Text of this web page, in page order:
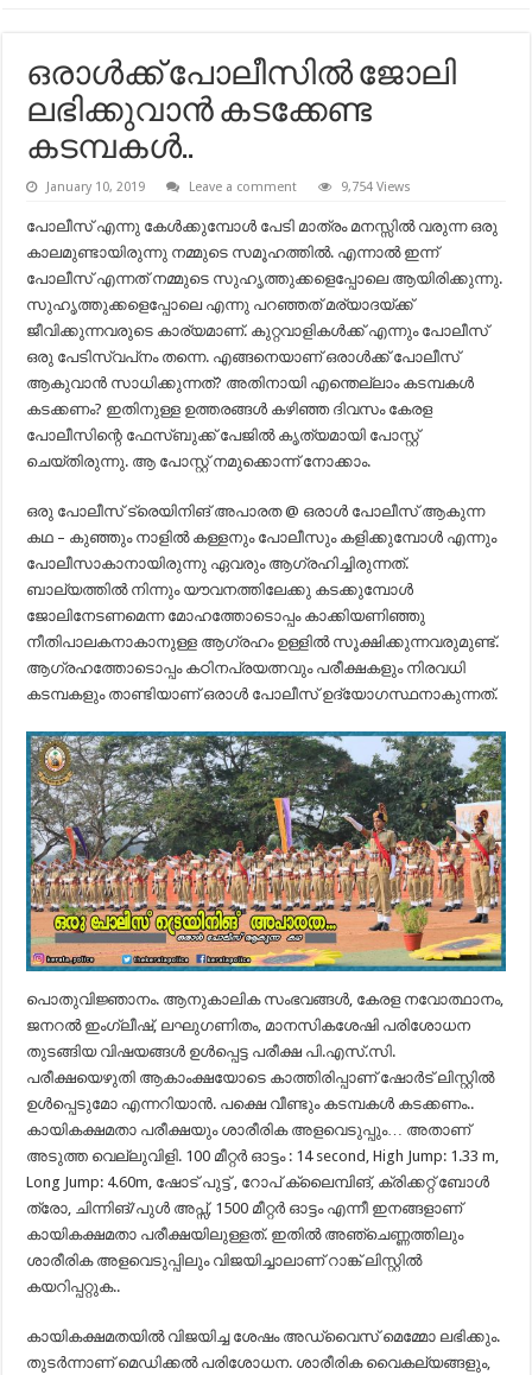
ഒരാൾക്ക് പോലീസിൽ ജോലി
ലഭിക്കുവാൻ കടക്കേണ്ട
കടമ്പകൾ..
January 10, 2019 Leave a comment 9,754 Views
പോലീസ് എന്നു കേൾക്കുമ്പോൾ പേടി മാത്രം മനസ്സിൽ വരുന്ന ഒരു
കാലമുണ്ടായിരുന്നു നമ്മുടെ സമൂഹത്തിൽ. എന്നാൽ ഇന്ന്
പോലീസ് എന്നത് നമ്മുടെ സുഹൃത്തുക്കളെപ്പോലെ ആയിരിക്കുന്നു.
സുഹൃത്തുക്കളെപ്പോലെ എന്നു പറഞ്ഞത് മര്യാദയ്ക്ക്
ജീവിക്കുന്നവരുടെ കാര്യമാണ്. കുറ്റവാളികൾക്ക് എന്നും പോലീസ്
ഒരു പേടിസ്വപ്‌നം തന്നെ. എങ്ങനെയാണ് ഒരാൾക്ക് പോലീസ്
ആകുവാൻ സാധിക്കുന്നത്? അതിനായി എന്തെല്ലാം കടമ്പകൾ
കടക്കണം? ഇതിനുള്ള ഉത്തരങ്ങൾ കഴിഞ്ഞ ദിവസം കേരള
പോലീസിന്റെ ഫേസ്‌ബുക്ക് പേജിൽ കൃത്യമായി പോസ്റ്റ്
ചെയ്തിരുന്നു. ആ പോസ്റ്റ് നമുക്കൊന്ന് നോക്കാം.
ഒരു പോലീസ് ട്രെയിനിങ് അപാരത @ ഒരാൾ പോലീസ് ആകുന്ന
കഥ – കുഞ്ഞും നാളിൽ കള്ളനും പോലീസും കളിക്കുമ്പോൾ എന്നും
പോലീസാകാനായിരുന്നു ഏവരും ആഗ്രഹിച്ചിരുന്നത്.
ബാല്യത്തിൽ നിന്നും യൗവനത്തിലേക്കു കടക്കുമ്പോൾ
ജോലിനേടണമെന്ന മോഹത്തോടൊപ്പം കാക്കിയണിഞ്ഞു
നീതിപാലകനാകാനുള്ള ആഗ്രഹം ഉള്ളിൽ സൂക്ഷിക്കുന്നവരുമുണ്ട്.
ആഗ്രഹത്തോടൊപ്പം കഠിനപ്രയത്നവും പരീക്ഷകളും നിരവധി
കടമ്പകളും താണ്ടിയാണ് ഒരാൾ പോലീസ് ഉദ്യോഗസ്ഥനാകുന്നത്.
പൊതുവിജ്ഞാനം. ആനുകാലിക സംഭവങ്ങൾ, കേരള നവോത്ഥാനം,
ജനറൽ ഇംഗ്ലീഷ്, ലഘുഗണിതം, മാനസികശേഷി പരിശോധന
തുടങ്ങിയ വിഷയങ്ങൾ ഉൾപ്പെട്ട പരീക്ഷ പി.എസ്.സി.
പരീക്ഷയെഴുതി ആകാംക്ഷയോടെ കാത്തിരിപ്പാണ് ഷോർട് ലിസ്റ്റിൽ
ഉൾപ്പെടുമോ എന്നറിയാൻ. പക്ഷെ വീണ്ടും കടമ്പകൾ കടക്കണം..
കായികക്ഷമതാ പരീക്ഷയും ശാരീരിക അളവെടുപ്പും… അതാണ്
അടുത്ത വെല്ലുവിളി. 100 മീറ്റര്‍ ഓട്ടം : 14 second, High Jump: 1.33 m,
Long Jump: 4.60m, ഷോട് പുട്ട് , റോപ് ക്ലൈമ്പിങ്, ക്രിക്കറ്റ് ബോൾ
ത്രോ, ചിന്നിങ്/പുൾ അപ്സ്, 1500 മീറ്റർ ഓട്ടം എന്നീ ഇനങ്ങളാണ്
കായികക്ഷമതാ പരീക്ഷയിലുള്ളത്. ഇതിൽ അഞ്ചെണ്ണത്തിലും
ശാരീരിക അളവെടുപ്പിലും വിജയിച്ചാലാണ് റാങ്ക് ലിസ്റ്റിൽ
കയറിപ്പറ്റുക..
കായികക്ഷമതയിൽ വിജയിച്ച ശേഷം അഡ്വൈസ് മെമ്മോ ലഭിക്കും.
തുടർന്നാണ് മെഡിക്കൽ പരിശോധന. ശാരീരിക വൈകല്യങ്ങളും,